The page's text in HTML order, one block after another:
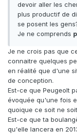
devoir aller les
plus productif de
se posent les
Je ne comprends
Je ne crois pas que
connaitre quelques
en réalité que d'une
de conception.
Est-ce que Peugeolt
évoquée qu'une fois
quoique ce soit ne
Est-ce que ta
qu'elle lancera en